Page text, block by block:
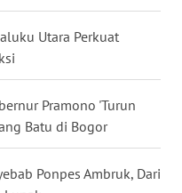
Utara Perkuat
Pramono 'Turun
Batu di Bogor
Ponpes Ambruk, Dari